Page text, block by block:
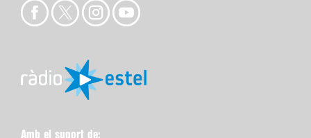
Amb el suport de: